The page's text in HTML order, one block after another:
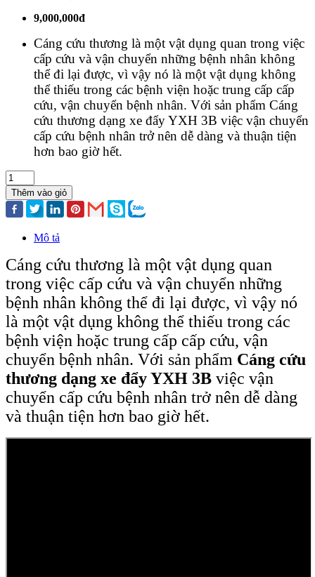
9,000,000đ
Cáng cứu thương là một vật dụng quan trong việc
cấp cứu và vận chuyển những bệnh nhân không
thể đi lại được, vì vậy nó là một vật dụng không
thể thiếu trong các bệnh viện hoặc trung cấp cấp
cứu, vận chuyển bệnh nhân. Với sản phẩm Cáng
cứu thương dạng xe đẩy YXH 3B việc vận chuyển
cấp cứu bệnh nhân trở nên dễ dàng và thuận tiện
hơn bao giờ hết.
Thêm vào giỏ
Mô tả
Cáng cứu thương là một vật dụng quan
trong việc cấp cứu và vận chuyển những
bệnh nhân không thể đi lại được, vì vậy nó
là một vật dụng không thể thiếu trong các
bệnh viện hoặc trung cấp cấp cứu, vận
chuyển bệnh nhân. Với sản phẩm Cáng cứu
thương dạng xe đẩy YXH 3B việc vận
chuyển cấp cứu bệnh nhân trở nên dễ dàng
và thuận tiện hơn bao giờ hết.